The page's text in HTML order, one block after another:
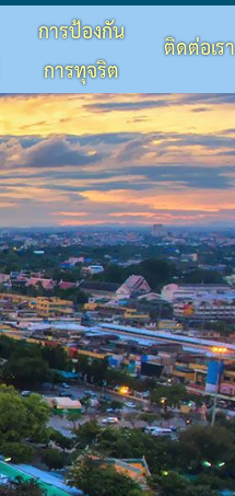
ติดต่อเรา
การป้องกัน
การทุจริต
×
×
×
×
×
×
×